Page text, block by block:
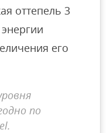
оттепель 3
его
по